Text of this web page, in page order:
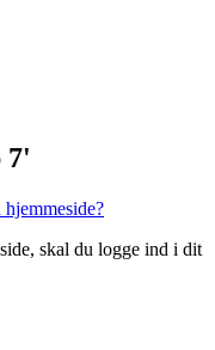
7'
skal du logge ind i dit